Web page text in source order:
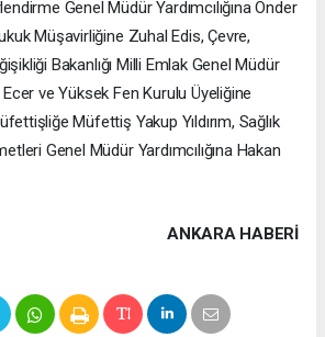
Genel Müdür Yardımcılığına Önder
Müşavirliğine Zuhal Edis, Çevre,
Bakanlığı Milli Emlak Genel Müdür
Ecer ve Yüksek Fen Kurulu Üyeliğine
Müfettiş Yakup Yıldırım, Sağlık
Genel Müdür Yardımcılığına Hakan
ANKARA HABERİ